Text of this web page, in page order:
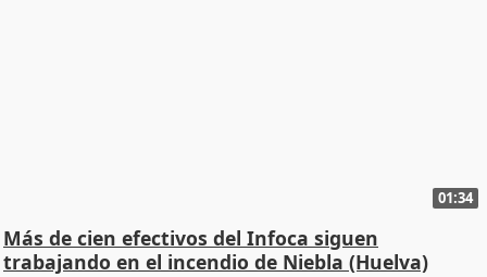
01:34
Más de cien efectivos del Infoca siguen
trabajando en el incendio de Niebla (Huelva)